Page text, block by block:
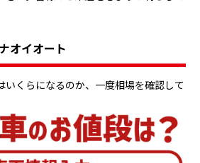
オイオート
いくらになるのか、一度相場を確認して